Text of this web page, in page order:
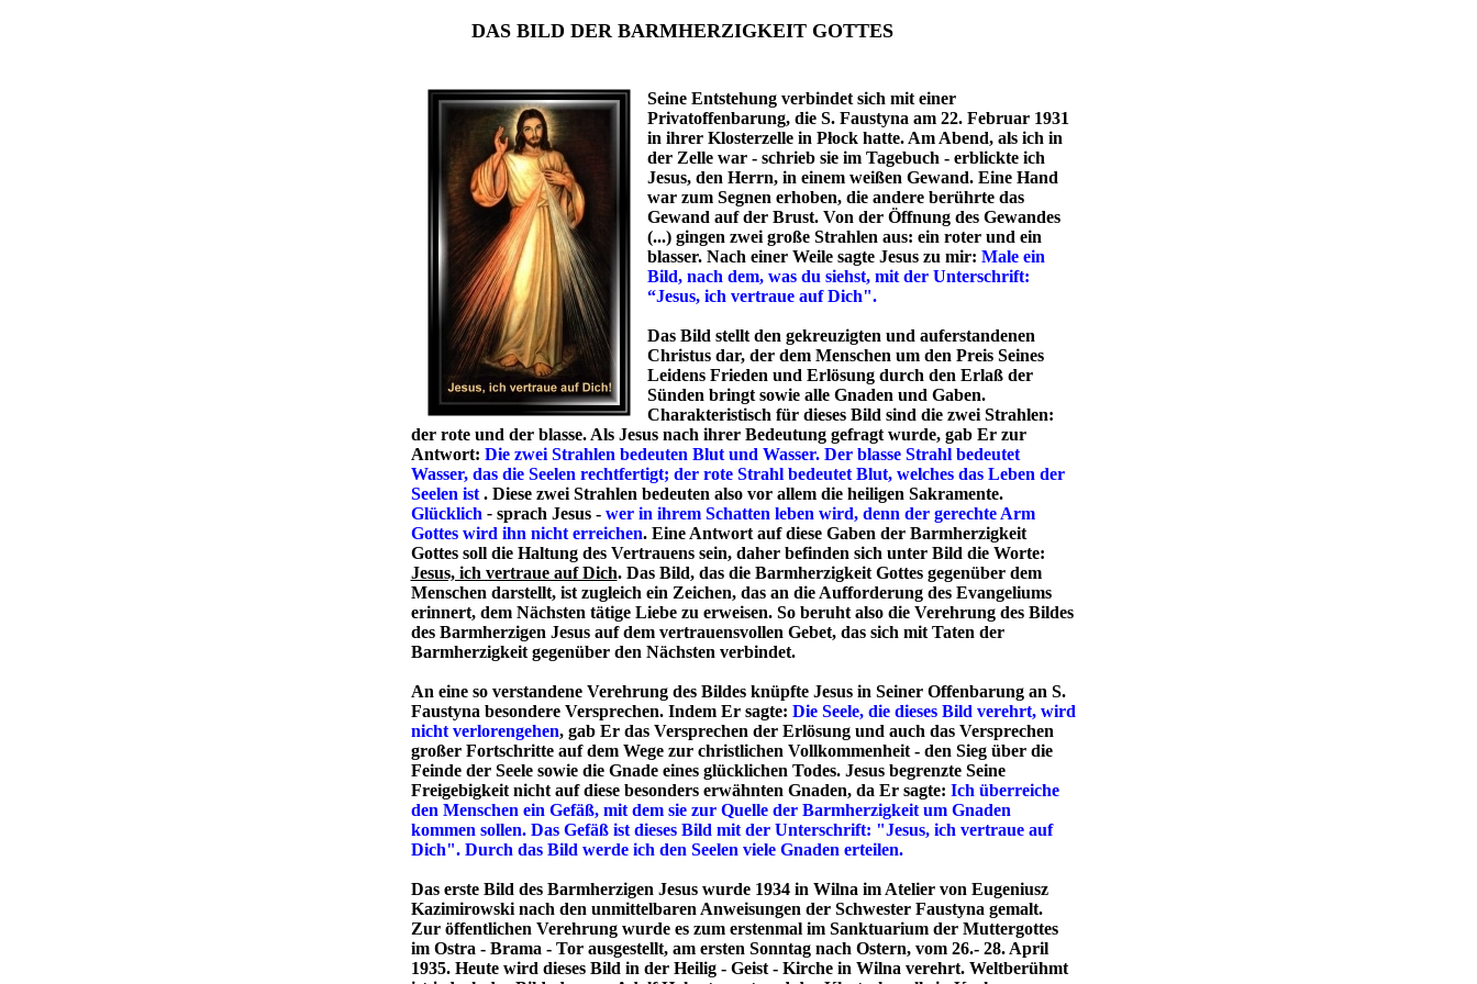
DAS BILD DER BARMHERZIGKEIT GOTTES
Seine Entstehung verbindet sich mit einer
Privatoffenbarung, die S. Faustyna am 22. Februar 1931
in ihrer Klosterzelle in Płock hatte. Am Abend, als ich in
der Zelle war - schrieb sie im Tagebuch - erblickte ich
Jesus, den Herrn, in einem weißen Gewand. Eine Hand
war zum Segnen erhoben, die andere berührte das
Gewand auf der Brust. Von der Öffnung des Gewandes
(...) gingen zwei große Strahlen aus: ein roter und ein
blasser. Nach einer Weile sagte Jesus zu mir: Male ein
Bild, nach dem, was du siehst, mit der Unterschrift:
“Jesus, ich vertraue auf Dich".
Das Bild stellt den gekreuzigten und auferstandenen
Christus dar, der dem Menschen um den Preis Seines
Leidens Frieden und Erlösung durch den Erlaß der
Sünden bringt sowie alle Gnaden und Gaben.
Charakteristisch für dieses Bild sind die zwei Strahlen:
der rote und der blasse. Als Jesus nach ihrer Bedeutung gefragt wurde, gab Er zur
Antwort: Die zwei Strahlen bedeuten Blut und Wasser. Der blasse Strahl bedeutet
Wasser, das die Seelen rechtfertigt; der rote Strahl bedeutet Blut, welches das Leben der
Seelen ist . Diese zwei Strahlen bedeuten also vor allem die heiligen Sakramente.
Glücklich - sprach Jesus - wer in ihrem Schatten leben wird, denn der gerechte Arm
Gottes wird ihn nicht erreichen. Eine Antwort auf diese Gaben der Barmherzigkeit
Gottes soll die Haltung des Vertrauens sein, daher befinden sich unter Bild die Worte:
Jesus, ich vertraue auf Dich. Das Bild, das die Barmherzigkeit Gottes gegenüber dem
Menschen darstellt, ist zugleich ein Zeichen, das an die Aufforderung des Evangeliums
erinnert, dem Nächsten tätige Liebe zu erweisen. So beruht also die Verehrung des Bildes
des Barmherzigen Jesus auf dem vertrauensvollen Gebet, das sich mit Taten der
Barmherzigkeit gegenüber den Nächsten verbindet.
An eine so verstandene Verehrung des Bildes knüpfte Jesus in Seiner Offenbarung an S.
Faustyna besondere Versprechen. Indem Er sagte: Die Seele, die dieses Bild verehrt, wird
nicht verlorengehen, gab Er das Versprechen der Erlösung und auch das Versprechen
großer Fortschritte auf dem Wege zur christlichen Vollkommenheit - den Sieg über die
Feinde der Seele sowie die Gnade eines glücklichen Todes. Jesus begrenzte Seine
Freigebigkeit nicht auf diese besonders erwähnten Gnaden, da Er sagte: Ich überreiche
den Menschen ein Gefäß, mit dem sie zur Quelle der Barmherzigkeit um Gnaden
kommen sollen. Das Gefäß ist dieses Bild mit der Unterschrift: "Jesus, ich vertraue auf
Dich". Durch das Bild werde ich den Seelen viele Gnaden erteilen.
Das erste Bild des Barmherzigen Jesus wurde 1934 in Wilna im Atelier von Eugeniusz
Kazimirowski nach den unmittelbaren Anweisungen der Schwester Faustyna gemalt.
Zur öffentlichen Verehrung wurde es zum erstenmal im Sanktuarium der Muttergottes
im Ostra - Brama - Tor ausgestellt, am ersten Sonntag nach Ostern, vom 26.- 28. April
1935. Heute wird dieses Bild in der Heilig - Geist - Kirche in Wilna verehrt. Weltberühmt